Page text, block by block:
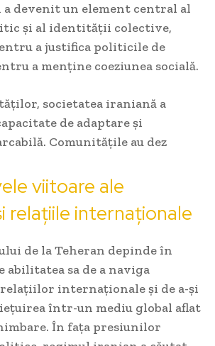
a devenit un element central al
și al identității colective,
a justifica politicile de
a menține coeziunea socială.
societatea iraniană a
de adaptare și
Comunitățile au dez
viitoare ale
relațiile internaționale
de la Teheran depinde în
abilitatea sa de a naviga
internaționale și de a-și
într-un mediu global aflat
În fața presiunilor